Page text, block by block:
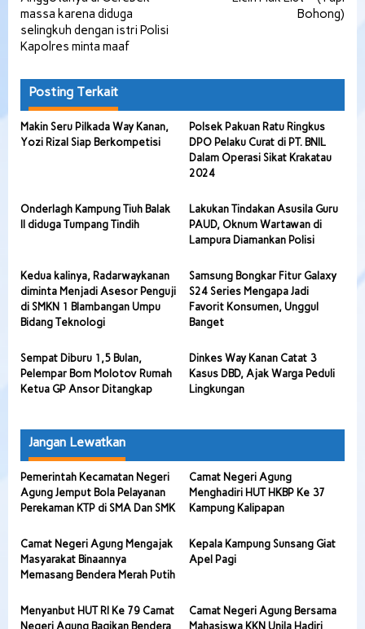
pos
massa karena diduga
selingkuh dengan istri Polisi
Kapolres minta maaf
Bohong)
Posting Terkait
Makin Seru Pilkada Way Kanan,
Yozi Rizal Siap Berkompetisi
Polsek Pakuan Ratu Ringkus
DPO Pelaku Curat di PT. BNIL
Dalam Operasi Sikat Krakatau
2024
Onderlagh Kampung Tiuh Balak
II diduga Tumpang Tindih
Lakukan Tindakan Asusila Guru
PAUD, Oknum Wartawan di
Lampura Diamankan Polisi
Kedua kalinya, Radarwaykanan
diminta Menjadi Asesor Penguji
di SMKN 1 Blambangan Umpu
Bidang Teknologi
Samsung Bongkar Fitur Galaxy
S24 Series Mengapa Jadi
Favorit Konsumen, Unggul
Banget
Sempat Diburu 1,5 Bulan,
Pelempar Bom Molotov Rumah
Ketua GP Ansor Ditangkap
Dinkes Way Kanan Catat 3
Kasus DBD, Ajak Warga Peduli
Lingkungan
Jangan Lewatkan
Pemerintah Kecamatan Negeri
Agung Jemput Bola Pelayanan
Perekaman KTP di SMA Dan SMK
Camat Negeri Agung
Menghadiri HUT HKBP Ke 37
Kampung Kalipapan
Camat Negeri Agung Mengajak
Masyarakat Binaannya
Memasang Bendera Merah Putih
Kepala Kampung Sunsang Giat
Apel Pagi
Menyanbut HUT RI Ke 79 Camat
Negeri Agung Bagikan Bendera
Camat Negeri Agung Bersama
Mahasiswa KKN Unila Hadiri